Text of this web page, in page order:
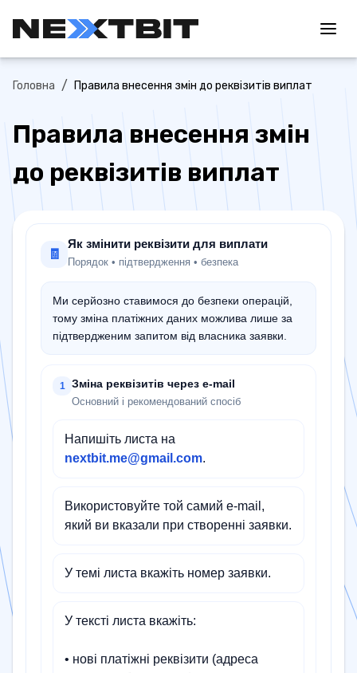
Головна / Правила внесення змін до реквізитів виплат
Правила внесення змін
до реквізитів виплат
🧾
Як змінити реквізити для виплати
Порядок • підтвердження • безпека
Ми серйозно ставимося до безпеки операцій,
тому зміна платіжних даних можлива лише за
підтвердженим запитом від власника заявки.
1 Зміна реквізитів через e-mail
Основний і рекомендований спосіб
Напишіть листа на
nextbit.me@gmail.com.
Використовуйте той самий e-mail,
який ви вказали при створенні заявки.
У темі листа вкажіть номер заявки.
У тексті листа вкажіть:
• нові платіжні реквізити (адреса